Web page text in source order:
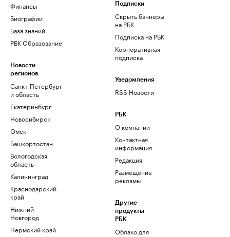
Финансы
Биографии
База знаний
РБК Образование
Новости
регионов
Санкт-Петербург
и область
Екатеринбург
Новосибирск
Омск
Башкортостан
Вологодская
область
Калининград
Краснодарский
край
Нижний
Новгород
Пермский край
Подписки
Скрыть баннеры
на РБК
Подписка на РБК
Корпоративная
подписка
Уведомления
RSS Новости
РБК
О компании
Контактная
информация
Редакция
Размещение
рекламы
Другие
продукты
РБК
Облако для